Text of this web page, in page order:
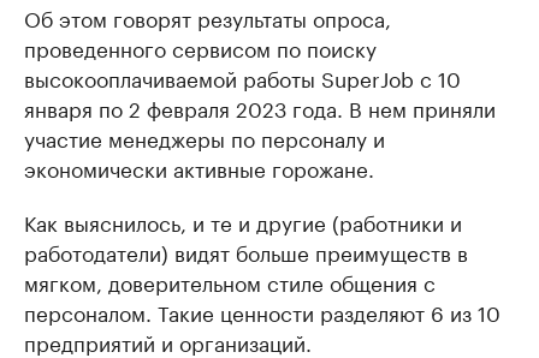
Об этом говорят результаты опроса,
проведенного сервисом по поиску
высокооплачиваемой работы SuperJob с 10
января по 2 февраля 2023 года. В нем приняли
участие менеджеры по персоналу и
экономически активные горожане.
Как выяснилось, и те и другие (работники и
работодатели) видят больше преимуществ в
мягком, доверительном стиле общения с
персоналом. Такие ценности разделяют 6 из 10
предприятий и организаций.